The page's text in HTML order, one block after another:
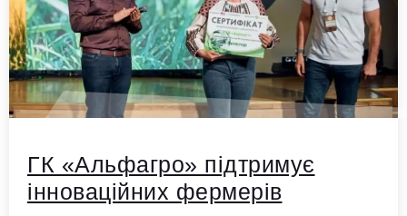
ГК «Альфагро» підтримує
інноваційних фермерів